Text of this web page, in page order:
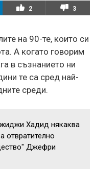
2 3
на 90-те, които си
А когато говорим
в съзнанието ни
те са сред най-
среди.
Хадид някаква
отвратително
Джефри